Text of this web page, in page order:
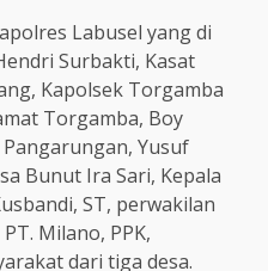
Labusel yang di
Surbakti, Kasat
Kapolsek Torgamba
Torgamba, Boy
Pangarungan, Yusuf
Bunut Ira Sari, Kepala
ST, perwakilan
Milano, PPK,
dari tiga desa.